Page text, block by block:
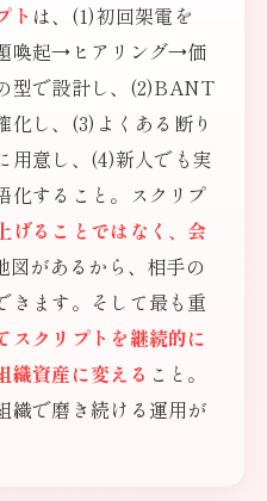
ト は、(1)初回架電を
喚起→ヒアリング→価
型で設計し、(2)BANT
化し、(3)よくある断り
用意し、(4)新人でも実
化すること。スクリプ
げることではなく、会
図があるから、相手の
きます。そして最も重
スクリプトを継続的に
織資産に変える こと。
織で磨き続ける運用が